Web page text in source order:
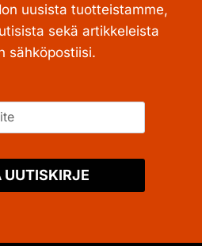
uusista tuotteistamme,
sekä artikkeleista
sähköpostiisi.
UUTISKIRJE